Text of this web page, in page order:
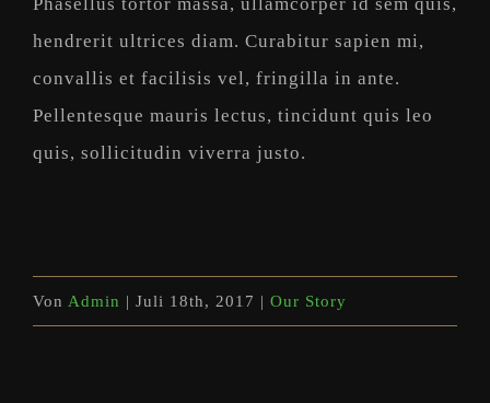
hendrerit ultrices diam. Curabitur sapien mi,
convallis et facilisis vel, fringilla in ante.
Pellentesque mauris lectus, tincidunt quis leo
quis, sollicitudin viverra justo.
Von Admin | Juli 18th, 2017 | Our Story